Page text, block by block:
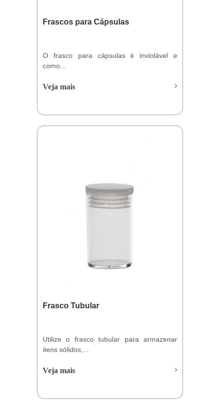
Frascos para Cápsulas
O frasco para cápsulas é inviolável e
como...
Veja mais
Frasco Tubular
Utilize o frasco tubular para armazenar
itens sólidos,...
Veja mais